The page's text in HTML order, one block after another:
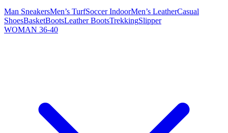
Man SneakersMen’s TurfSoccer IndoorMen’s LeatherCasual
ShoesBasketBootsLeather BootsTrekkingSlipper
WOMAN 36-40